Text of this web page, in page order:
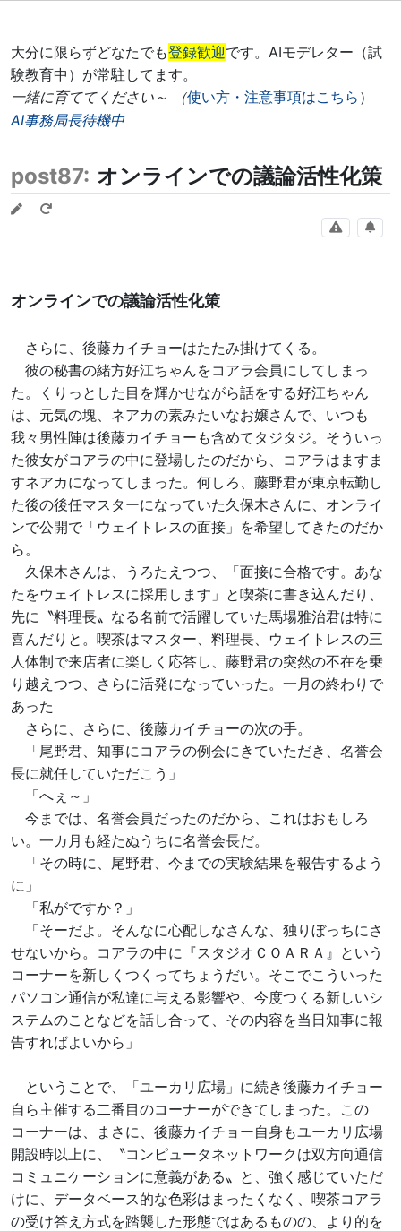
大分に限らずどなたでも登録歓迎です。AIモデレター（試
験教育中）が常駐してます。
一緒に育ててください～ （使い方・注意事項はこちら ）
AI事務局長待機中
post87: オンラインでの議論活性化策
オンラインでの議論活性化策
さらに、後藤カイチョーはたたみ掛けてくる。
彼の秘書の緒方好江ちゃんをコアラ会員にしてしまっ
た。くりっとした目を輝かせながら話をする好江ちゃん
は、元気の塊、ネアカの素みたいなお嬢さんで、いつも
我々男性陣は後藤カイチョーも含めてタジタジ。そういっ
た彼女がコアラの中に登場したのだから、コアラはますま
すネアカになってしまった。何しろ、藤野君が東京転勤し
た後の後任マスターになっていた久保木さんに、オンライ
ンで公開で「ウェイトレスの面接」を希望してきたのだか
ら。
久保木さんは、うろたえつつ、「面接に合格です。あな
たをウェイトレスに採用します」と喫茶に書き込んだり、
先に〝料理長〟なる名前で活躍していた馬場雅治君は特に
喜んだりと。喫茶はマスター、料理長、ウェイトレスの三
人体制で来店者に楽しく応答し、藤野君の突然の不在を乗
り越えつつ、さらに活発になっていった。一月の終わりで
あった
さらに、さらに、後藤カイチョーの次の手。
「尾野君、知事にコアラの例会にきていただき、名誉会
長に就任していただこう」
「へぇ～」
今までは、名誉会員だったのだから、これはおもしろ
い。一カ月も経たぬうちに名誉会長だ。
「その時に、尾野君、今までの実験結果を報告するよう
に」
「私がですか？」
「そーだよ。そんなに心配しなさんな、独りぼっちにさ
せないから。コアラの中に『スタジオＣＯＡＲＡ』という
コーナーを新しくつくってちょうだい。そこでこういった
パソコン通信が私達に与える影響や、今度つくる新しいシ
ステムのことなどを話し合って、その内容を当日知事に報
告すればよいから」
ということで、「ユーカリ広場」に続き後藤カイチョー
自ら主催する二番目のコーナーができてしまった。この
コーナーは、まさに、後藤カイチョー自身もユーカリ広場
開設時以上に、〝コンピュータネットワークは双方向通信
コミュニケーションに意義がある〟と、強く感じていただ
けに、データベース的な色彩はまったくなく、喫茶コアラ
の受け答え方式を踏襲した形態ではあるものの、より的を